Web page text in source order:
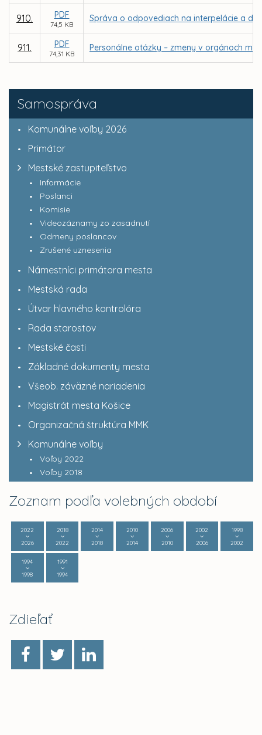
Samospráva
Komunálne voľby 2026
Primátor
Mestské zastupiteľstvo
Informácie
Poslanci
Komisie
Videozáznamy zo zasadnutí
Odmeny poslancov
Zrušené uznesenia
Námestníci primátora mesta
Mestská rada
Útvar hlavného kontrolóra
Rada starostov
Mestské časti
Základné dokumenty mesta
Všeob. záväzné nariadenia
Magistrát mesta Košice
Organizačná štruktúra MMK
Komunálne voľby
Voľby 2022
Voľby 2018
Zoznam podľa volebných období
2022
2026
2018
2022
2014
2018
2010
2014
2006
2010
2002
2006
1998
2002
1994
1998
1991
1994
Zdieľať
910. PDF
74,5 KB
Správa o odpovediach na interpelácie a
911. PDF
74,31 KB
Personálne otázky – zmeny v orgánoch